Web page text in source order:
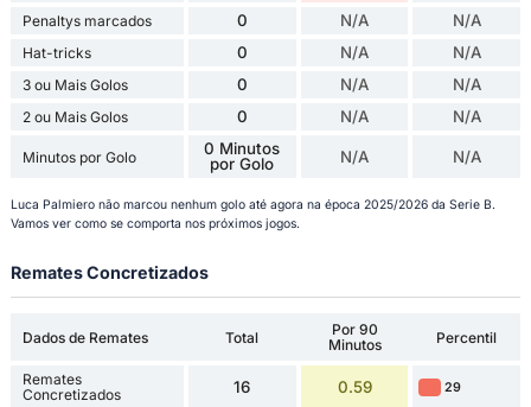
Penaltys marcados 0 N/A N/A
Hat-tricks 0 N/A N/A
3 ou Mais Golos 0 N/A N/A
2 ou Mais Golos 0 N/A N/A
Minutos por Golo
0 Minutos
por Golo
N/A N/A
Luca Palmiero não marcou nenhum golo até agora na época 2025/2026 da Serie B.
Vamos ver como se comporta nos próximos jogos.
Remates Concretizados
Dados de Remates Total
Por 90
Minutos
Percentil
Remates
Concretizados
16 0.59 29